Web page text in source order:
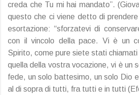
creda che Tu mi hai mandato”.
questo che ci viene detto di
esortazione: “sforzatevi di
con il vincolo della pace. Vi è un
Spirito, come pure siete stati chiamati
quella della vostra vocazione, vi è un
fede, un solo battesimo, un solo Dio
al di sopra di tutti, fra tutti e in tutti